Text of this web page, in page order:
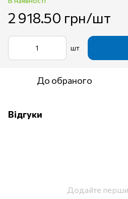
2 918.50 грн/шт
шт
До обраного
Відгуки
Додайте